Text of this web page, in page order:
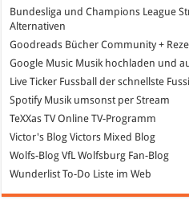
Bundesliga und Champions League
Alternativen
Goodreads Bücher Community +
Google Music Musik hochladen und
Live Ticker Fussball
der schnellste
SpotifyMusik umsonst per Stream
TeXXas TVOnline TV-Programm
Victor's Blog Victors Mixed Blog
Wolfs-Blog VfL Wolfsburg Fan-Blog
Wunderlist To-Do Liste im Web